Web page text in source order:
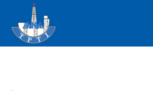
content